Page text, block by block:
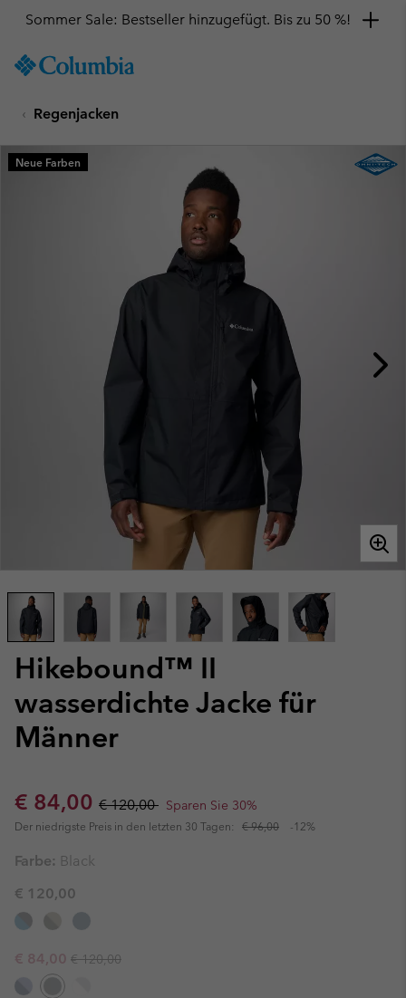
TO
SKIP
MAIN
NAV
Sommer Sale: Bestseller hinzugefügt. Bis zu 50 %!
Regenjacken
Hikebound™ II
wasserdichte Jacke für
Männer
Sale price:
€ 84,00 Regular price:
€ 120,00 Sparen Sie 30%
Der niedrigste Preis in den letzten 30 Tagen: € 96,00 -12%
Neue Farben
Farbe: Black
€ 120,00
Sale price:
€ 84,00 Regular price:
€ 120,00